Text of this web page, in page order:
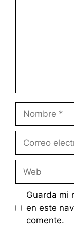
Nombre
Correo
Web
Guarda mi
en este
comente.